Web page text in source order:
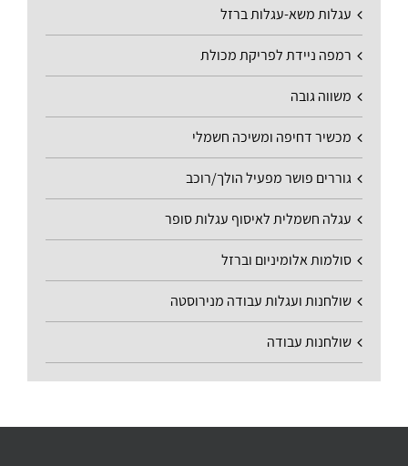
עגלות משא-עגלות ברזל
רמפה ניידת לפריקת מכולת
משווה גובה
מכשיר דחיפה ומשיכה חשמלי
גוררים פושר מפעיל הולך/רוכב
עגלה חשמלית לאיסוף עגלות סופר
סולמות אלומיניום וברזל
שולחנות ועגלות עבודה מנירוסטה
שולחנות עבודה